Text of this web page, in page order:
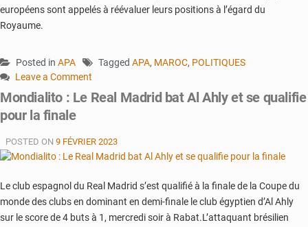
européens sont appelés à réévaluer leurs positions à l’égard du
Royaume.
Posted in APA Tagged APA, MAROC, POLITIQUES
Leave a Comment
Le
parlement
dénonce
les
hostiles
des
eurodéputés
Mondialito : Le Real Madrid bat Al Ahly et se qualifie
pour la finale
POSTED ON 9 FÉVRIER 2023
Le club espagnol du Real Madrid s’est qualifié à la finale de la Coupe du
monde des clubs en dominant en demi-finale le club égyptien d’Al Ahly
sur le score de 4 buts à 1, mercredi soir à Rabat.L’attaquant brésilien